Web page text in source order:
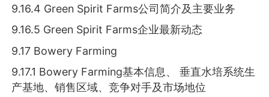
9.16.4 Green Spirit Farms公司简介及主要业务
9.16.5 Green Spirit Farms企业最新动态
9.17 Bowery Farming
9.17.1 Bowery Farming基本信息、 垂直水培系统生
产基地、销售区域、竞争对手及市场地位